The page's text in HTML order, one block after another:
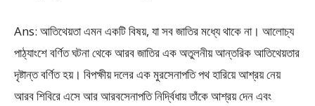
Ans: আতিথেয়তা এমন একটি বিষয়, যা সব জাতির মধ্যে থাকে না। আলােচ্য
পাঠ্যাংশে বর্ণিত ঘটনা থেকে আরব জাতির এক অতুলনীয় আন্তরিক আতিথেয়তার
দৃষ্টান্ত বর্ণিত হয়। বিপক্ষীয় দলের এক মুরসেনাপতি পথ হারিয়ে আশ্রয় নেয়
আরব শিবিরে এসে আর আরবসেনাপতি নির্দ্বিধায় তাঁকে আশ্রয় দেন এবং